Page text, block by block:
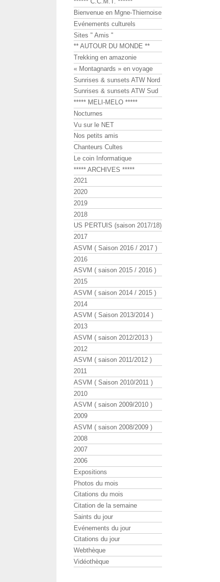
Bienvenue en Mgne-Thiernoise
Evénements culturels
Sites " Amis "
** AUTOUR DU MONDE **
Trekking en amazonie
« Montagnards » en voyage
Sunrises & sunsets ATW Nord
Sunrises & sunsets ATW Sud
***** MELI-MELO *****
Nocturnes
Vu sur le NET
Nos petits amis
Chanteurs Cultes
Le coin Informatique
***** ARCHIVES *****
2021
2020
2019
2018
US PERTUIS (saison 2017/18)
2017
ASVM ( Saison 2016 / 2017 )
2016
ASVM ( saison 2015 / 2016 )
2015
ASVM ( saison 2014 / 2015 )
2014
ASVM ( Saison 2013/2014 )
2013
ASVM ( saison 2012/2013 )
2012
ASVM ( saison 2011/2012 )
2011
ASVM ( Saison 2010/2011 )
2010
ASVM ( saison 2009/2010 )
2009
ASVM ( saison 2008/2009 )
2008
2007
2006
Expositions
Photos du mois
Citations du mois
Citation de la semaine
Saints du jour
Evénements du jour
Citations du jour
Webthèque
Vidéothèque